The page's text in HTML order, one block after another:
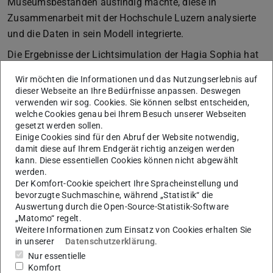
Zusammenarbeit mit der Hochschule Luzern analysierte
und die Daten in sein Modell integrierte.
Die Ergebnisse der Lichtsimulation der Hagia Sophia hat
Tafeln zusammengestellt. Sie zeigen signifikante
Unterschiede zur Beleuchtung des heutigen Baus und
offenbaren ein komplexes Zusammenspiel direkter und
diffuser Beleuchtung, dynamisiert durch wechselnde
Sonnenstände und Wetterbedingungen. Die Ausrichtung
des Gebäudes auf die aufgehende Sonne am
Weihnachtsmorgen führt zu einem besonders
eindrucksvollen Licht: Hauptraum und Seitenschiffe
zeigen sich gleichmäßig beleuchtet, der Altarraum hell
hervorgehoben.
Mit seiner Arbeit hat
Andreas Noback
zukunftsweisende Methodik zur Rekonstruktion und
Wir möchten die Informationen und das Nutzungserlebnis auf
dieser Webseite an Ihre Bedürfnisse anpassen. Deswegen
verwenden wir sog. Cookies. Sie können selbst entscheiden,
welche Cookies genau bei Ihrem Besuch unserer Webseiten
gesetzt werden sollen.
Einige Cookies sind für den Abruf der Website notwendig,
damit diese auf Ihrem Endgerät richtig anzeigen werden
kann. Diese essentiellen Cookies können nicht abgewählt
werden.
Der Komfort-Cookie speichert Ihre Spracheinstellung und
bevorzugte Suchmaschine, während „Statistik“ die
Auswertung durch die Open-Source-Statistik-Software
„Matomo“ regelt.
Weitere Informationen zum Einsatz von Cookies erhalten Sie
in unserer
Datenschutzerklärung.
Nur essentielle
Komfort